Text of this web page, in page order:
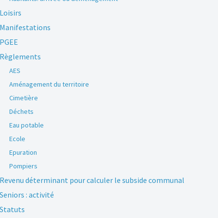
Loisirs
Manifestations
PGEE
Règlements
AES
Aménagement du territoire
Cimetière
Déchets
Eau potable
Ecole
Epuration
Pompiers
Revenu déterminant pour calculer le subside communal
Seniors : activité
Statuts